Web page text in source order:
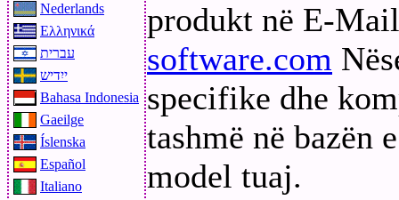
Nederlands
Ελληνικά
עברית
ייִדיש
Bahasa Indonesia
Gaeilge
Íslenska
Español
Italiano
produkt në E-
software.com
specifike dhe
tashmë në bazën
model tuaj.